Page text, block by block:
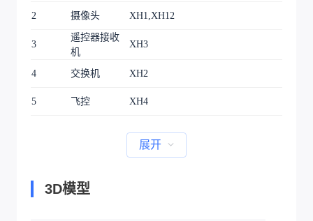
2 摄像头 XH1,XH12
3
遥控器接收
机
XH3
4 交换机 XH2
5 飞控 XH4
展开
3D模型